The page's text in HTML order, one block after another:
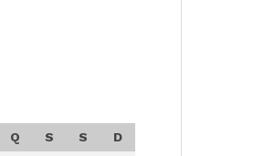
Q S S
D